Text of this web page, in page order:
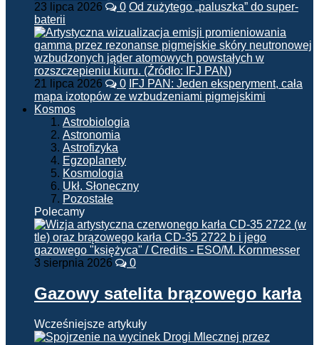
23 lipca 2026 0 Od zużytego „paluszka” do super-
baterii
21 lipca 2026 0 IFJ PAN: Jeden eksperyment, cała
mapa izotopów ze wzbudzeniami pigmejskimi
Kosmos
Astrobiologia
Astronomia
Astrofizyka
Egzoplanety
Kosmologia
Ukł. Słoneczny
Pozostałe
Polecamy
3 sierpnia 2026 0
Gazowy satelita brązowego karła
Wcześniejsze artykuły